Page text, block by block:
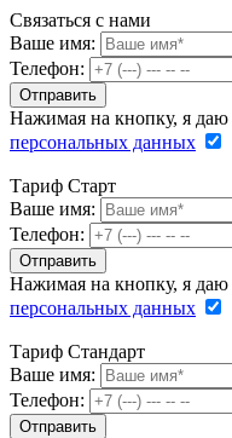
Связаться с нами
Ваше имя:
Телефон:
Нажимая на кнопку, я даю
персональных данных
Тариф Старт
Ваше имя:
Телефон:
Нажимая на кнопку, я даю
персональных данных
Тариф Стандарт
Ваше имя:
Телефон: